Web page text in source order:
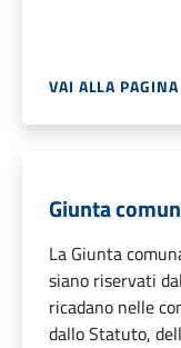
VAI ALLA PAGINA
Giunta
La Giunta
siano riservati
ricadano nelle
dallo Statuto,